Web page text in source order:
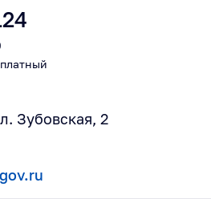
Зубовская, 2